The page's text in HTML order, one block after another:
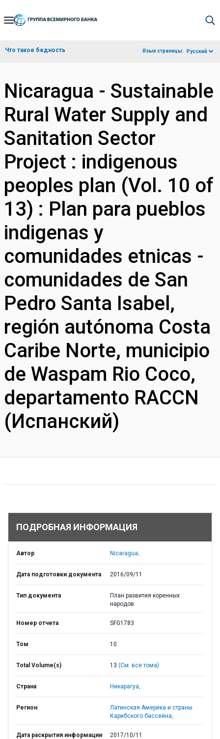
Skip
Navigation
Что такое бедность Язык страницы: Русский
Nicaragua - Sustainable
Rural Water Supply and
Sanitation Sector
Project : indigenous
peoples plan (Vol. 10 of
13) : Plan para pueblos
indigenas y
comunidades etnicas -
comunidades de San
Pedro Santa Isabel,
región autónoma Costa
Caribe Norte, municipio
de Waspam Rio Coco,
departamento RACCN
(Испанский)
ПОДРОБНАЯ ИНФОРМАЦИЯ
Автор Nicaragua;
Дата подготовки документа 2016/09/11
Тип документа
План развития коренных
народов
Номер отчета SFG1783
Том 10
Total Volume(s) 13 (См. все тома)
Страна Никарагуа,
Регион
Латинская Америка и страны
Карибского бассейна,
Дата раскрытия информации 2017/10/11